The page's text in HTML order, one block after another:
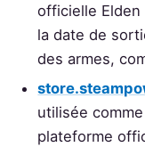
officielle
la date de
des armes,
utilisée
plateforme